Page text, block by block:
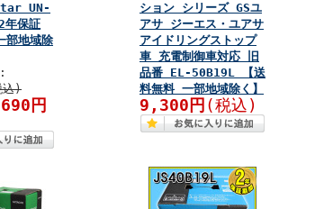
UN-
保証
部地域除
込)
円
ション シリーズ GSユ
アサ ジーエス・ユアサ
アイドリングストップ
車 充電制御車対応 旧
品番 EL-50B19L 【送
料無料 一部地域除く】
9,300円 (税込)